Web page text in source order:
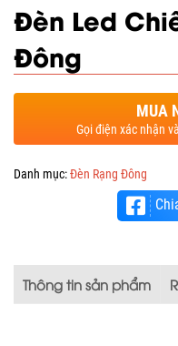
Đèn Led
Đông
MUA
Gọi điện xác nhận
Danh mục:Đèn Rạng Đông
Thông tin sản phẩm